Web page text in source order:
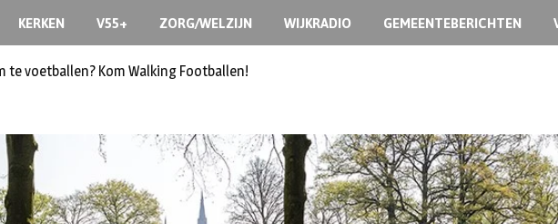
KERKEN V55+ ZORG/WELZIJN WIJKRADIO GEMEENTEBERICHTEN
te voetballen? Kom Walking Footballen!